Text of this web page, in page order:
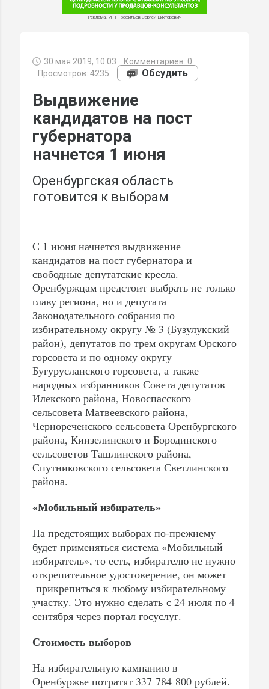
Реклама. ИП Трефильев Сергей Викторович
30 мая 2019, 10:03 Комментариев: 0
Просмотров: 4235
Обсудить
Выдвижение
кандидатов на пост
губернатора
начнется 1 июня
Оренбургская область
готовится к выборам
С 1 июня начнется выдвижение
кандидатов на пост губернатора и
свободные депутатские кресла.
Оренбуржцам предстоит выбрать не только
главу региона, но и депутата
Законодательного собрания по
избирательному округу № 3 (Бузулукский
район), депутатов по трем округам Орского
горсовета и по одному округу
Бугурусланского горсовета, а также
народных избранников Совета депутатов
Илекского района, Новоспасского
сельсовета Матвеевского района,
Чернореченского сельсовета Оренбургского
района, Кинзелинского и Бородинского
сельсоветов Ташлинского района,
Спутниковского сельсовета Светлинского
района.
«Мобильный избиратель»
На предстоящих выборах по-прежнему
будет применяться система «Мобильный
избиратель», то есть, избирателю не нужно
открепительное удостоверение, он может
прикрепиться к любому избирательному
участку. Это нужно сделать с 24 июля по 4
сентября через портал госуслуг.
Стоимость выборов
На избирательную кампанию в
Оренбуржье потратят 337 784 800 рублей.